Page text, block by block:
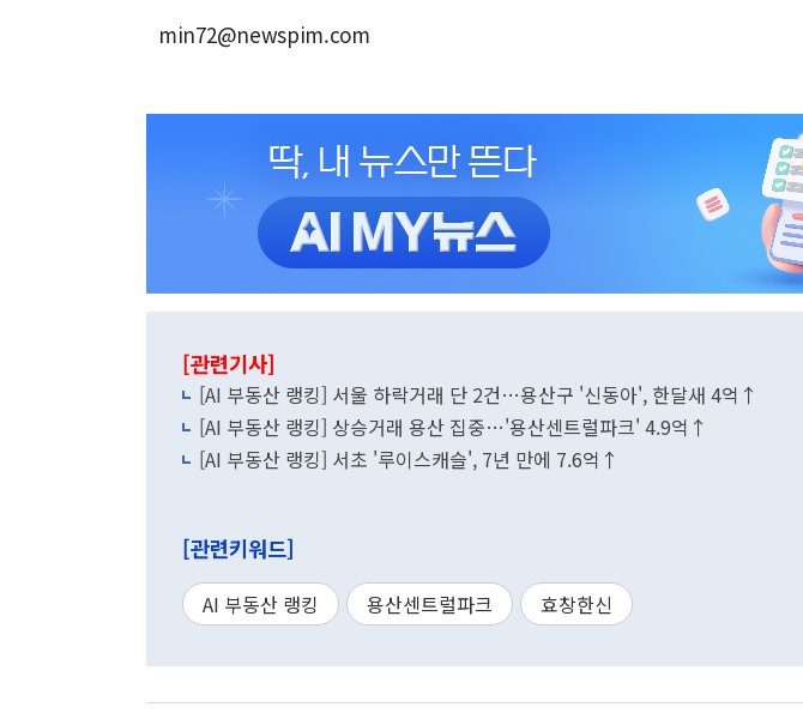
min72@newspim.com
[관련기사]
[AI 부동산 랭킹] 서울 하락거래 단 2건…용산구 '신동아', 한달새 4억↑
[AI 부동산 랭킹] 상승거래 용산 집중…'용산센트럴파크' 4.9억↑
[AI 부동산 랭킹] 서초 '루이스캐슬', 7년 만에 7.6억↑
[관련키워드]
AI 부동산 랭킹 용산센트럴파크 효창한신